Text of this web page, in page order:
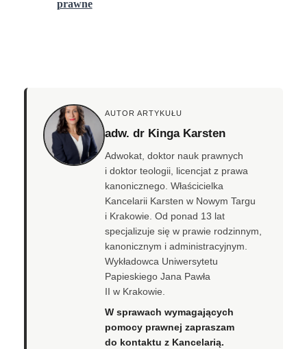
prawne
AUTOR ARTYKUŁU
adw. dr Kinga Karsten
Adwokat, doktor nauk prawnych
i doktor teologii, licencjat z prawa
kanonicznego. Właścicielka
Kancelarii Karsten w Nowym Targu
i Krakowie. Od ponad 13 lat
specjalizuje się w prawie rodzinnym,
kanonicznym i administracyjnym.
Wykładowca Uniwersytetu
Papieskiego Jana Pawła
II w Krakowie.
W sprawach wymagających
pomocy prawnej zapraszam
do kontaktu z Kancelarią.